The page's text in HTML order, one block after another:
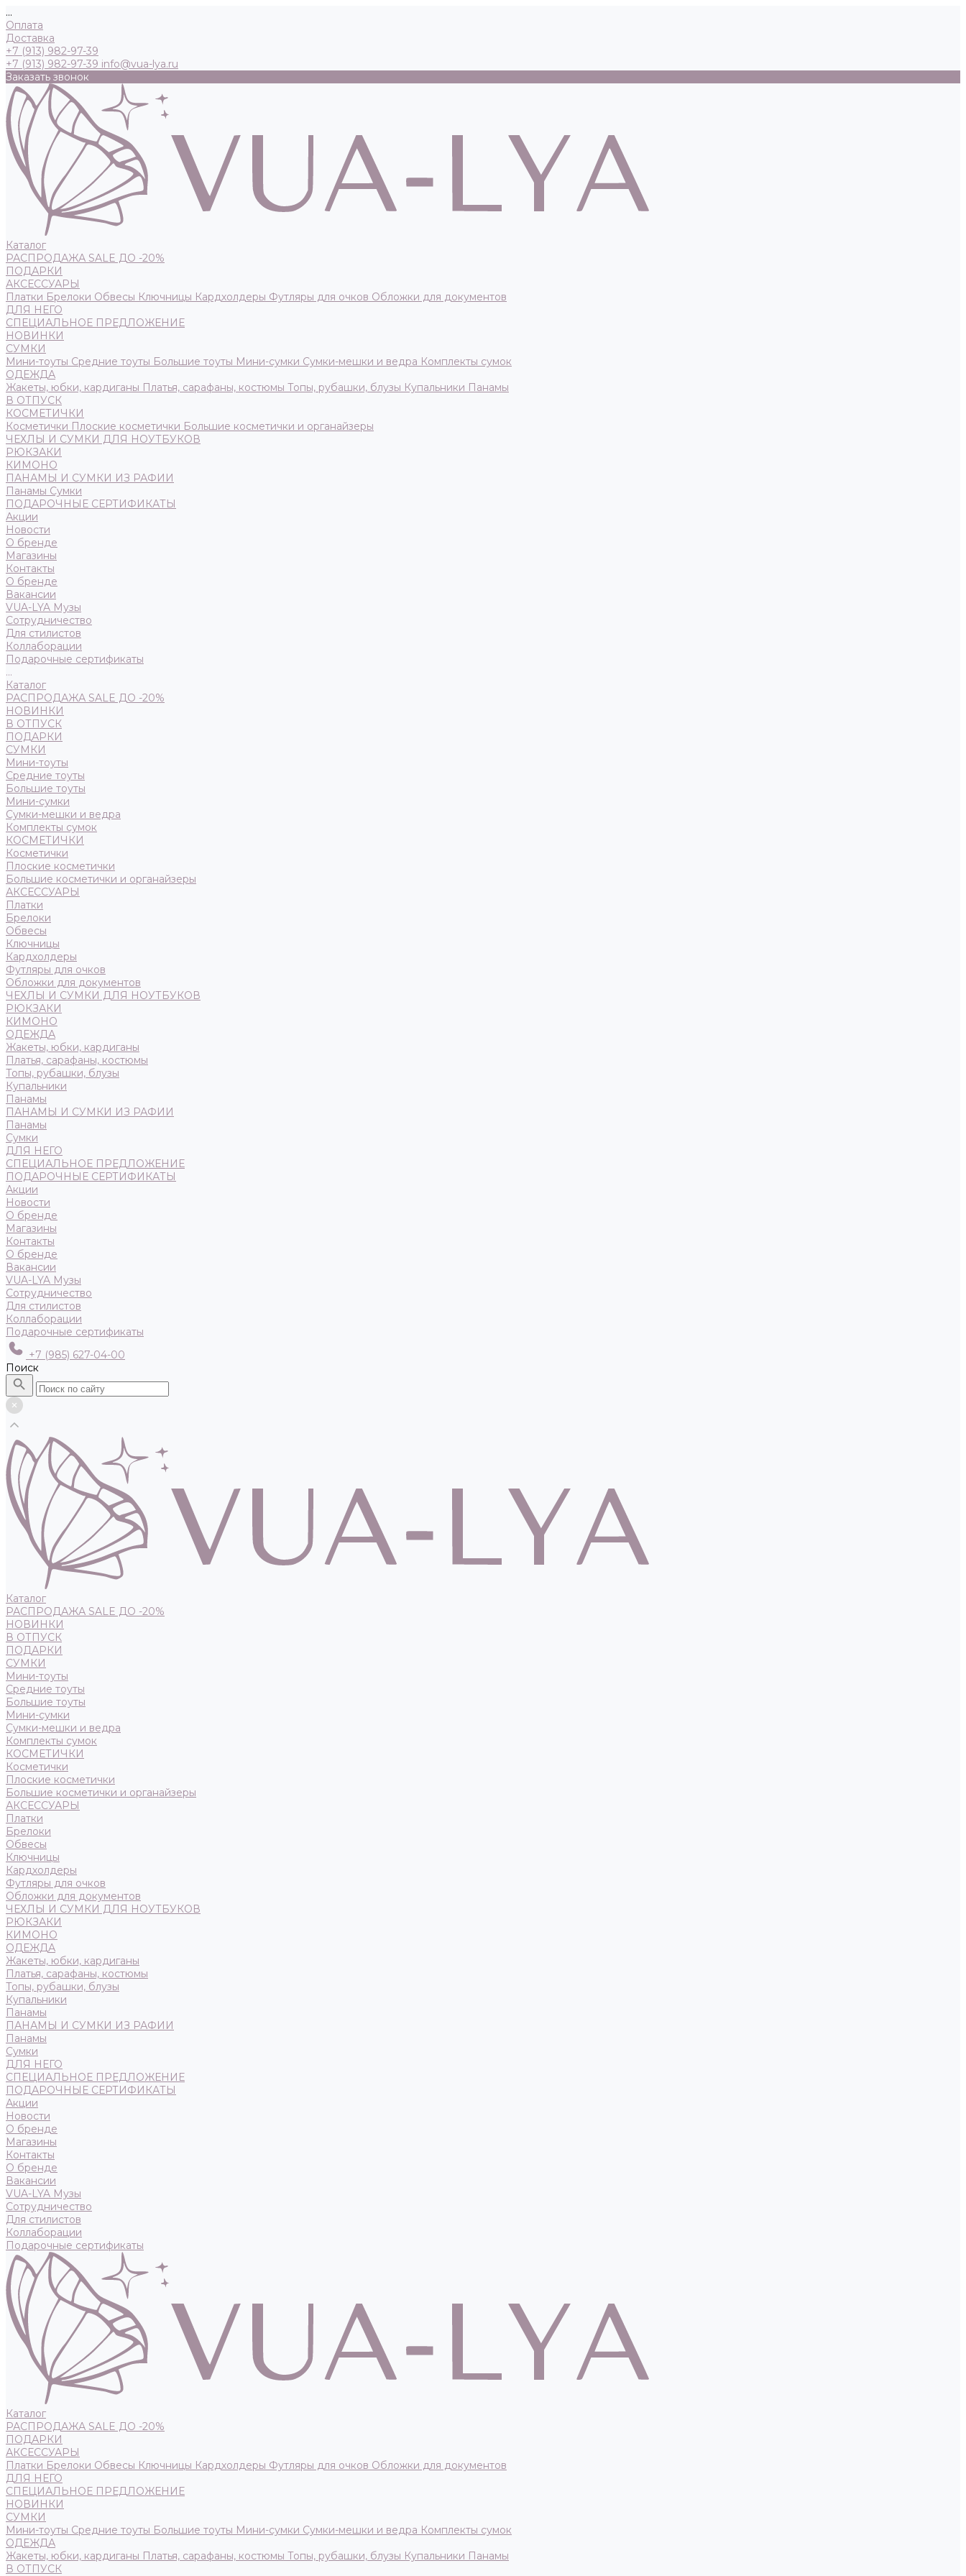
...
Оплата
Доставка
+7 (913) 982-97-39
+7 (913) 982-97-39 info@vua-lya.ru
Заказать звонок
Каталог
РАСПРОДАЖА SALE ДО -20%
ПОДАРКИ
АКСЕССУАРЫ
Платки Брелоки Обвесы Ключницы Кардхолдеры Футляры для очков Обложки для документов
ДЛЯ НЕГО
СПЕЦИАЛЬНОЕ ПРЕДЛОЖЕНИЕ
НОВИНКИ
СУМКИ
Мини-тоуты Средние тоуты Большие тоуты Мини-сумки Сумки-мешки и ведра Комплекты сумок
ОДЕЖДА
Жакеты, юбки, кардиганы Платья, сарафаны, костюмы Топы, рубашки, блузы Купальники Панамы
В ОТПУСК
КОСМЕТИЧКИ
Косметички Плоские косметички Большие косметички и органайзеры
ЧЕХЛЫ И СУМКИ ДЛЯ НОУТБУКОВ
РЮКЗАКИ
КИМОНО
ПАНАМЫ И СУМКИ ИЗ РАФИИ
Панамы Сумки
ПОДАРОЧНЫЕ СЕРТИФИКАТЫ
Акции
Новости
О бренде
Магазины
Контакты
О бренде
Вакансии
VUA-LYA Музы
Сотрудничество
Для стилистов
Коллаборации
Подарочные сертификаты
...
Каталог
РАСПРОДАЖА SALE ДО -20%
НОВИНКИ
В ОТПУСК
ПОДАРКИ
СУМКИ
Мини-тоуты
Средние тоуты
Большие тоуты
Мини-сумки
Сумки-мешки и ведра
Комплекты сумок
КОСМЕТИЧКИ
Косметички
Плоские косметички
Большие косметички и органайзеры
АКСЕССУАРЫ
Платки
Брелоки
Обвесы
Ключницы
Кардхолдеры
Футляры для очков
Обложки для документов
ЧЕХЛЫ И СУМКИ ДЛЯ НОУТБУКОВ
РЮКЗАКИ
КИМОНО
ОДЕЖДА
Жакеты, юбки, кардиганы
Платья, сарафаны, костюмы
Топы, рубашки, блузы
Купальники
Панамы
ПАНАМЫ И СУМКИ ИЗ РАФИИ
Панамы
Сумки
ДЛЯ НЕГО
СПЕЦИАЛЬНОЕ ПРЕДЛОЖЕНИЕ
ПОДАРОЧНЫЕ СЕРТИФИКАТЫ
Акции
Новости
О бренде
Магазины
Контакты
О бренде
Вакансии
VUA-LYA Музы
Сотрудничество
Для стилистов
Коллаборации
Подарочные сертификаты
+7 (985) 627-04-00
Поиск
Каталог
РАСПРОДАЖА SALE ДО -20%
НОВИНКИ
В ОТПУСК
ПОДАРКИ
СУМКИ
Мини-тоуты
Средние тоуты
Большие тоуты
Мини-сумки
Сумки-мешки и ведра
Комплекты сумок
КОСМЕТИЧКИ
Косметички
Плоские косметички
Большие косметички и органайзеры
АКСЕССУАРЫ
Платки
Брелоки
Обвесы
Ключницы
Кардхолдеры
Футляры для очков
Обложки для документов
ЧЕХЛЫ И СУМКИ ДЛЯ НОУТБУКОВ
РЮКЗАКИ
КИМОНО
ОДЕЖДА
Жакеты, юбки, кардиганы
Платья, сарафаны, костюмы
Топы, рубашки, блузы
Купальники
Панамы
ПАНАМЫ И СУМКИ ИЗ РАФИИ
Панамы
Сумки
ДЛЯ НЕГО
СПЕЦИАЛЬНОЕ ПРЕДЛОЖЕНИЕ
ПОДАРОЧНЫЕ СЕРТИФИКАТЫ
Акции
Новости
О бренде
Магазины
Контакты
О бренде
Вакансии
VUA-LYA Музы
Сотрудничество
Для стилистов
Коллаборации
Подарочные сертификаты
Каталог
РАСПРОДАЖА SALE ДО -20%
ПОДАРКИ
АКСЕССУАРЫ
Платки Брелоки Обвесы Ключницы Кардхолдеры Футляры для очков Обложки для документов
ДЛЯ НЕГО
СПЕЦИАЛЬНОЕ ПРЕДЛОЖЕНИЕ
НОВИНКИ
СУМКИ
Мини-тоуты Средние тоуты Большие тоуты Мини-сумки Сумки-мешки и ведра Комплекты сумок
ОДЕЖДА
Жакеты, юбки, кардиганы Платья, сарафаны, костюмы Топы, рубашки, блузы Купальники Панамы
В ОТПУСК